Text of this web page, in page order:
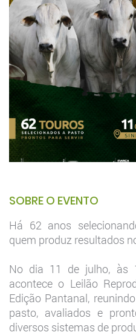
SOBRE O EVENTO
Há 62 anos
quem produz resultados
No dia 11 de julho, às
acontece o Leilão
Edição Pantanal,
pasto, avaliados e
diversos sistemas de